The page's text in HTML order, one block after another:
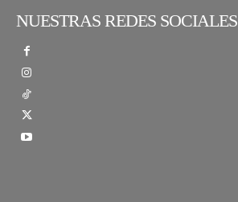
NUESTRAS REDES SOCIALES